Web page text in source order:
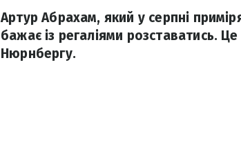
Артур Абрахам, який у серпні
бажає із регаліями розставатись.
Нюрнбергу.